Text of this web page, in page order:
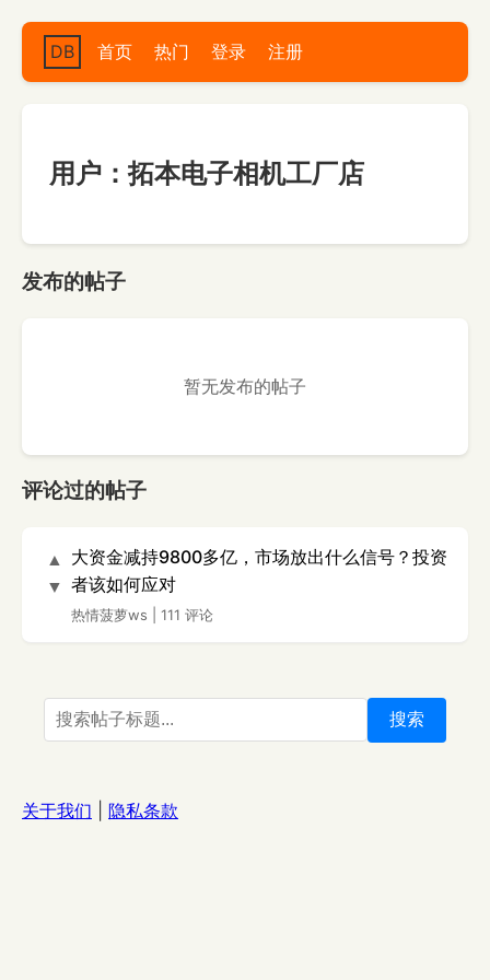
DB 首页 热门 登录 注册
用户：拓本电子相机工厂店
发布的帖子
暂无发布的帖子
评论过的帖子
▲
▼
大资金减持9800多亿，市场放出什么信号？投资
者该如何应对
热情菠萝ws 111 评论
搜索
关于我们 隐私条款